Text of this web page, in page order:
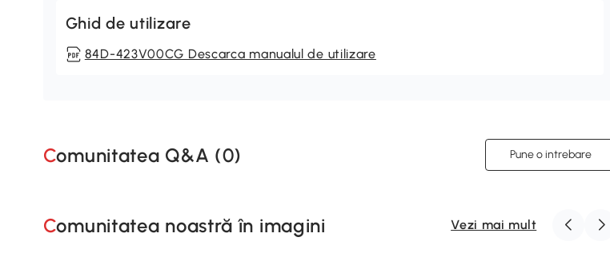
Ghid de utilizare
84D-423V00CG Descarca manualul de utilizare
Comunitatea Q&A (0) Pune o intrebare
Comunitatea noastră în imagini Vezi mai mult